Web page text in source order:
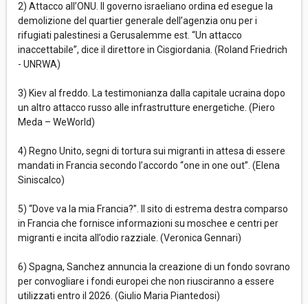
2) Attacco all’ONU. Il governo israeliano ordina ed esegue la
demolizione del quartier generale dell’agenzia onu per i
rifugiati palestinesi a Gerusalemme est. “Un attacco
inaccettabile”, dice il direttore in Cisgiordania. (Roland Friedrich
- UNRWA)
3) Kiev al freddo. La testimonianza dalla capitale ucraina dopo
un altro attacco russo alle infrastrutture energetiche. (Piero
Meda – WeWorld)
4) Regno Unito, segni di tortura sui migranti in attesa di essere
mandati in Francia secondo l’accordo “one in one out”. (Elena
Siniscalco)
5) “Dove va la mia Francia?”. Il sito di estrema destra comparso
in Francia che fornisce informazioni su moschee e centri per
migranti e incita all’odio razziale. (Veronica Gennari)
6) Spagna, Sanchez annuncia la creazione di un fondo sovrano
per convogliare i fondi europei che non riusciranno a essere
utilizzati entro il 2026. (Giulio Maria Piantedosi)